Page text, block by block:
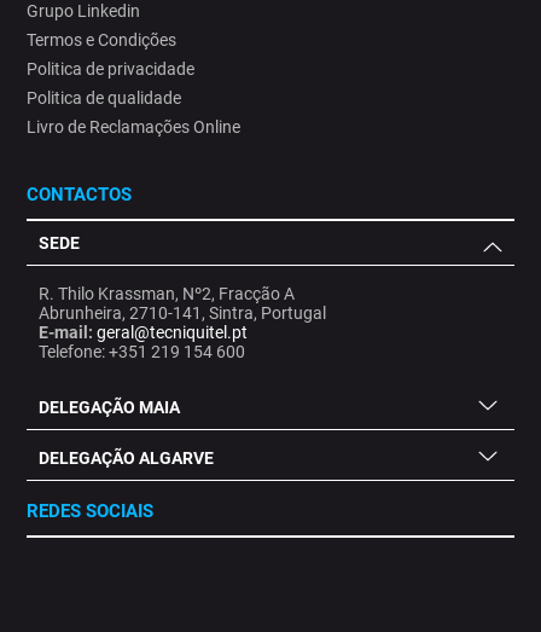
Grupo Linkedin
Termos e Condições
Politica de privacidade
Politica de qualidade
Livro de Reclamações Online
CONTACTOS
SEDE
R. Thilo Krassman, Nº2, Fracção A
Abrunheira, 2710-141, Sintra, Portugal
E-mail: geral@tecniquitel.pt
Telefone: +351 219 154 600
DELEGAÇÃO MAIA
DELEGAÇÃO ALGARVE
REDES SOCIAIS